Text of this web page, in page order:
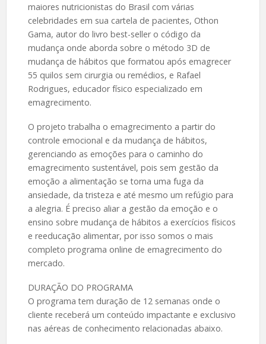
maiores nutricionistas do Brasil com várias
celebridades em sua cartela de pacientes, Othon
Gama, autor do livro best-seller o código da
mudança onde aborda sobre o método 3D de
mudança de hábitos que formatou após emagrecer
55 quilos sem cirurgia ou remédios, e Rafael
Rodrigues, educador físico especializado em
emagrecimento.
O projeto trabalha o emagrecimento a partir do
controle emocional e da mudança de hábitos,
gerenciando as emoções para o caminho do
emagrecimento sustentável, pois sem gestão da
emoção a alimentação se torna uma fuga da
ansiedade, da tristeza e até mesmo um refúgio para
a alegria. É preciso aliar a gestão da emoção e o
ensino sobre mudança de hábitos a exercícios físicos
e reeducação alimentar, por isso somos o mais
completo programa online de emagrecimento do
mercado.
DURAÇÃO DO PROGRAMA
O programa tem duração de 12 semanas onde o
cliente receberá um conteúdo impactante e exclusivo
nas aéreas de conhecimento relacionadas abaixo.